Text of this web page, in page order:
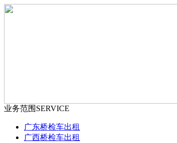
业务范围 SERVICE
广东桥检车出租
广西桥检车出租